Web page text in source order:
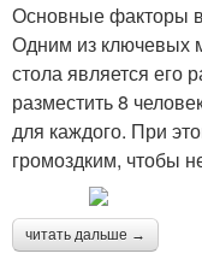
Основные факторы
Одним из ключевых
стола является его
разместить 8
для каждого. При
громоздким, чтобы
читать дальше →